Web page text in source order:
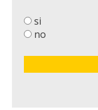
si
no